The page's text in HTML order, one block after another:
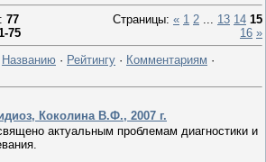
: 77
75
Страницы: « 1 2 13 14 15
16 »
Названию · Рейтингу · Комментариям ·
Коколина В.Ф., 2007 г.
актуальным проблемам диагностики и